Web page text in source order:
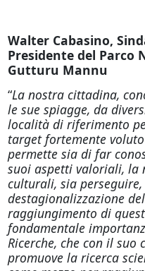
Walter Cabasino,
Presidente del Parco
Gutturu Mannu
“La nostra cittadina,
le sue spiagge, da
località di riferimento
target fortemente
permette sia di far
suoi aspetti valoriali, la
culturali, sia
destagionalizzazione
raggiungimento di
fondamentale
Ricerche, che con il
promuove la ricerca